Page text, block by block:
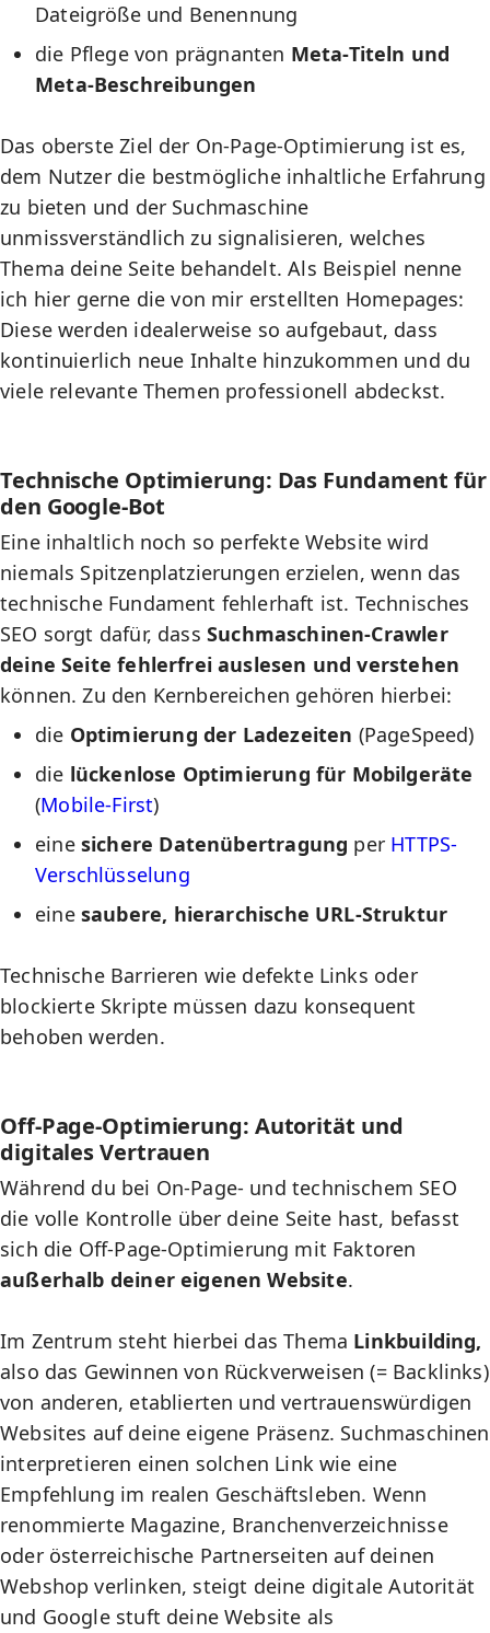
Dateigröße und Benennung
die Pflege von prägnanten Meta-Titeln und
Meta-Beschreibungen
Das oberste Ziel der On-Page-Optimierung ist es,
dem Nutzer die bestmögliche inhaltliche Erfahrung
zu bieten und der Suchmaschine
unmissverständlich zu signalisieren, welches
Thema deine Seite behandelt. Als Beispiel nenne
ich hier gerne die von mir erstellten Homepages:
Diese werden idealerweise so aufgebaut, dass
kontinuierlich neue Inhalte hinzukommen und du
viele relevante Themen professionell abdeckst.
Technische Optimierung: Das Fundament für
den Google-Bot
Eine inhaltlich noch so perfekte Website wird
niemals Spitzenplatzierungen erzielen, wenn das
technische Fundament fehlerhaft ist. Technisches
SEO sorgt dafür, dass Suchmaschinen-Crawler
deine Seite fehlerfrei auslesen und verstehen
können. Zu den Kernbereichen gehören hierbei:
die Optimierung der Ladezeiten (PageSpeed)
die lückenlose Optimierung für Mobilgeräte
(Mobile-First)
eine sichere Datenübertragung per HTTPS-
Verschlüsselung
eine saubere, hierarchische URL-Struktur
Technische Barrieren wie defekte Links oder
blockierte Skripte müssen dazu konsequent
behoben werden.
Off-Page-Optimierung: Autorität und
digitales Vertrauen
Während du bei On-Page- und technischem SEO
die volle Kontrolle über deine Seite hast, befasst
sich die Off-Page-Optimierung mit Faktoren
außerhalb deiner eigenen Website.
Im Zentrum steht hierbei das Thema Linkbuilding,
also das Gewinnen von Rückverweisen (= Backlinks)
von anderen, etablierten und vertrauenswürdigen
Websites auf deine eigene Präsenz. Suchmaschinen
interpretieren einen solchen Link wie eine
Empfehlung im realen Geschäftsleben. Wenn
renommierte Magazine, Branchenverzeichnisse
oder österreichische Partnerseiten auf deinen
Webshop verlinken, steigt deine digitale Autorität
und Google stuft deine Website als